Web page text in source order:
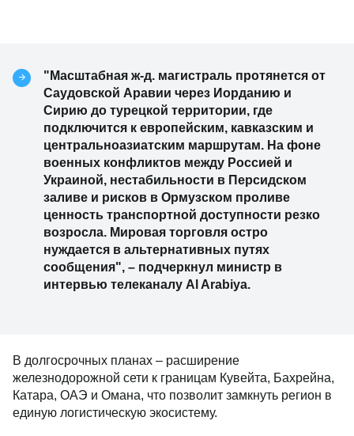
"Масштабная ж-д. магистраль протянется от
Саудовской Аравии через Иорданию и
Сирию до турецкой территории, где
подключится к европейским, кавказским и
центральноазиатским маршрутам. На фоне
военных конфликтов между Россией и
Украиной, нестабильности в Персидском
заливе и рисков в Ормузском проливе
ценность транспортной доступности резко
возросла. Мировая торговля остро
нуждается в альтернативных путях
сообщения", – подчеркнул министр в
интервью телеканалу Al Arabiya.
В долгосрочных планах – расширение
железнодорожной сети к границам Кувейта, Бахрейна,
Катара, ОАЭ и Омана, что позволит замкнуть регион в
единую логистическую экосистему.